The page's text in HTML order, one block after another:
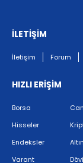
İLETİŞİM
İletişim Forum
HIZLI ERİŞİM
Borsa
Hisseler
Endeksler
Varant